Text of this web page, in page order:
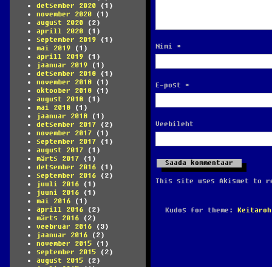
detsember 2020 (1)
november 2020 (1)
august 2020 (2)
aprill 2020 (1)
september 2019 (1)
mai 2019 (1)
aprill 2019 (1)
jaanuar 2019 (1)
detsember 2018 (1)
november 2018 (1)
oktoober 2018 (1)
august 2018 (1)
mai 2018 (1)
jaanuar 2018 (1)
detsember 2017 (2)
november 2017 (1)
september 2017 (1)
august 2017 (1)
märts 2017 (1)
detsember 2016 (1)
september 2016 (2)
juuli 2016 (1)
juuni 2016 (1)
mai 2016 (1)
aprill 2016 (2)
märts 2016 (2)
veebruar 2016 (3)
jaanuar 2016 (2)
november 2015 (1)
september 2015 (2)
august 2015 (2)
Nimi *
E-post *
Veebileht
This site uses Akismet to
Kudos for theme: